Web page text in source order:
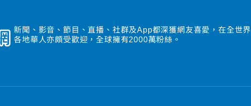
新聞、影音、節目、直播、社群及App都深獲網友喜愛，在全世界
各地華人亦頗受歡迎，全球擁有2000萬粉絲。